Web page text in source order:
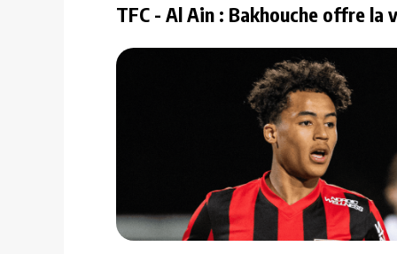
TFC - Al Ain : Bakhouche offre